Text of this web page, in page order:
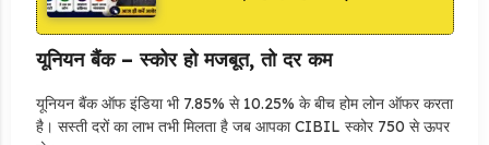
यूनियन बैंक – स्कोर हो मजबूत, तो दर कम
यूनियन बैंक ऑफ इंडिया भी 7.85% से 10.25% के बीच होम लोन ऑफर करता
है। सस्ती दरों का लाभ तभी मिलता है जब आपका CIBIL स्कोर 750 से ऊपर